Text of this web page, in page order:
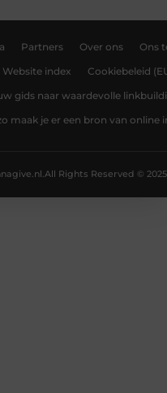
Partners Over ons Ons
Website index Cookiebeleid
gids naar waardevolle
maak je er een bron van online
All Rights Reserved © 2025